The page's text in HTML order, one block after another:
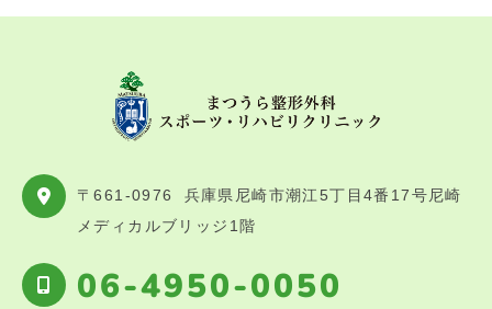
〒661-0976
兵庫県尼崎市潮江5丁目4番17号尼崎
メディカルブリッジ1階
06-4950-0050